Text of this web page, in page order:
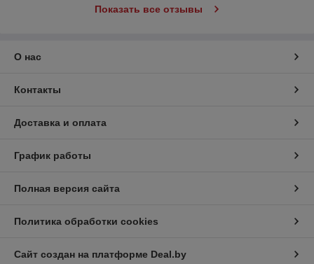
Показать все отзывы
О нас
Контакты
Доставка и оплата
График работы
Полная версия сайта
Политика обработки cookies
Сайт создан на платформе Deal.by